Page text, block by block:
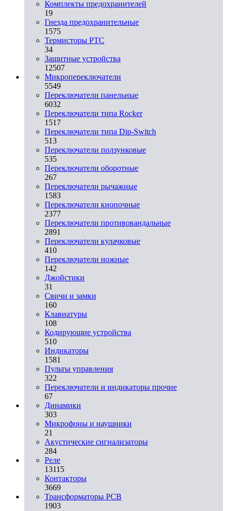
Комплекты предохранителей
19
Гнезда предохранительные
1575
Термисторы PTC
34
Защитные устройства
12507
Микропереключатели
5549
Переключатели панельные
6032
Переключатели типа Rocker
1517
Переключатели типа Dip-Switch
513
Переключатели ползунковые
535
Переключатели оборотные
267
Переключатели рычажные
1583
Переключатели кнопочные
2377
Переключатели противовандальные
2891
Переключатели кулачковые
410
Переключатели ножные
142
Джойстики
31
Свичи и замки
160
Клавиатуры
108
Кодирующие устройства
510
Индикаторы
1581
Пульты управления
322
Переключатели и индикаторы прочие
67
Динамики
303
Микрофоны и наушники
21
Акустические сигнализаторы
284
Реле
13115
Контакторы
3669
Трансформаторы PCB
1903